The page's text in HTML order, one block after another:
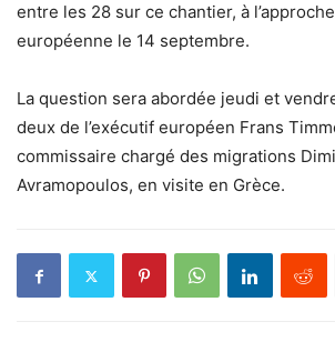
entre les 28 sur ce chantier, à
européenne le 14 septembre.
La question sera abordée jeudi et
deux de l’exécutif européen Frans
commissaire chargé des migrations
Avramopoulos, en visite en Grèce.